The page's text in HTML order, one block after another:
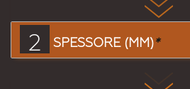
2 SPESSORE (MM)*